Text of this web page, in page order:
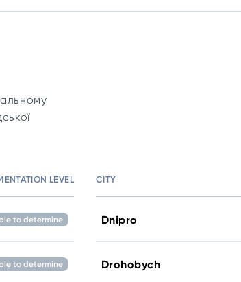
LEVEL
to determine
to determine
CITY
Dnipro
Drohobych